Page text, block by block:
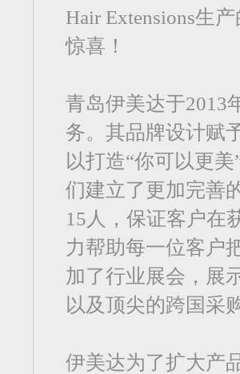
Hair Extensions生
惊喜！
青岛伊美达于2013
务。其品牌设计赋
以打造“你可以更
们建立了更加完善
15人，保证客户在
力帮助每一位客户
加了行业展会，展
以及顶尖的跨国采
伊美达为了扩大产